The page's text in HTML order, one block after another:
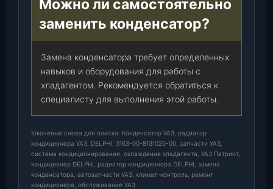
Можно ли самостоятельно
заменить конденсатор?
Замена конденсатора требует определенных
навыков и оборудования для работы с
хладагентом. Рекомендуется обратиться к
специалисту для выполнения этой работы.
Ключевые слова для поиска: Конденсатор УАЗ, радиатор
кондиционера УАЗ, DELPHI, 3163-00-8131020-00, запчасти УАЗ,
система кондиционирования, охлаждение хладагента, УАЗ Патриот,
кондиционер DELPHI, радиатор кондиционера DELPHI, замена
конденсатора, автозапчасти УАЗ, климат-контроль, ремонт
кондиционера, обслуживание УАЗ.